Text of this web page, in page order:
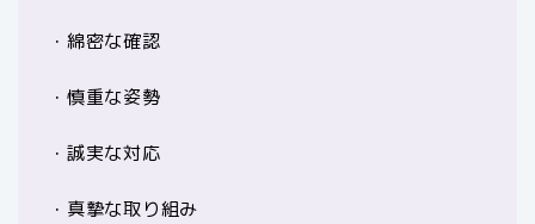
・綿密な確認
・慎重な姿勢
・誠実な対応
・真摯な取り組み